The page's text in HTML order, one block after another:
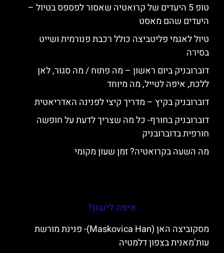
טופ 5 היעדים של קרואטיה שאסור לפספס בטיול –
היעדים שהם מאסט
טיול לאגמי פליטביצה כולל רכבת פנורמית ושייט
בסירה
דוברובניק ביום ראשון – מה פתוח / מה סגור, לאן
ללכת, איפה לטייל, מה מיוחד
דוברובניק בקיץ – מדריך קיצי לפנינה האדריאטית
דוברובניק בחורף- כל מה שצריך לדעת על חופשה
חורפית בדוברובניק
מה השעה בקרואטיה? זמן שעון מקומי
איפה לישון?
מסקוביצה האן (Maskovica Han)- פנינת מורשת
עות’מאנית בצפון דלמטיה